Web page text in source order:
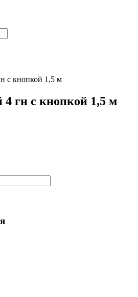
с кнопкой 1,5 м
4 гн с кнопкой 1,5 м